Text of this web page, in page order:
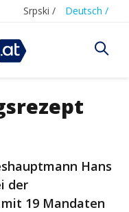
Srpski / Deutsch /
Hans
der
19 Mandaten